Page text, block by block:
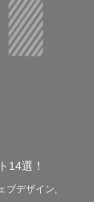
14選！
ブデザイン,